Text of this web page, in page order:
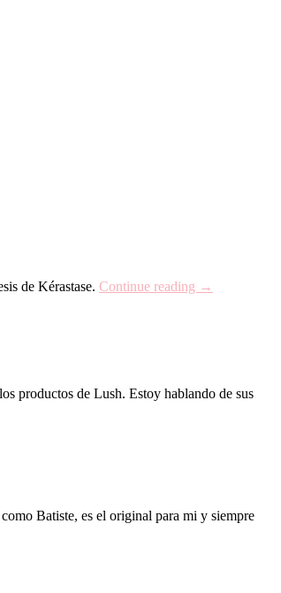
de Kérastase. Continue reading →
productos de Lush. Estoy hablando de sus
Batiste, es el original para mi y siempre